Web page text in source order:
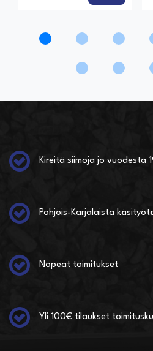
Kireitä siimoja jo vuodesta
Pohjois-Karjalaista
Nopeat toimitukset
Yli 100€ tilaukset